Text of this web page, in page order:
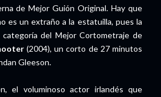
de Mejor Guión Original. Hay que
es un extraño a la estatuilla, pues la
del Mejor Cortometraje de
(2004), un corto de 27 minutos
Gleeson.
el voluminoso actor irlandés que